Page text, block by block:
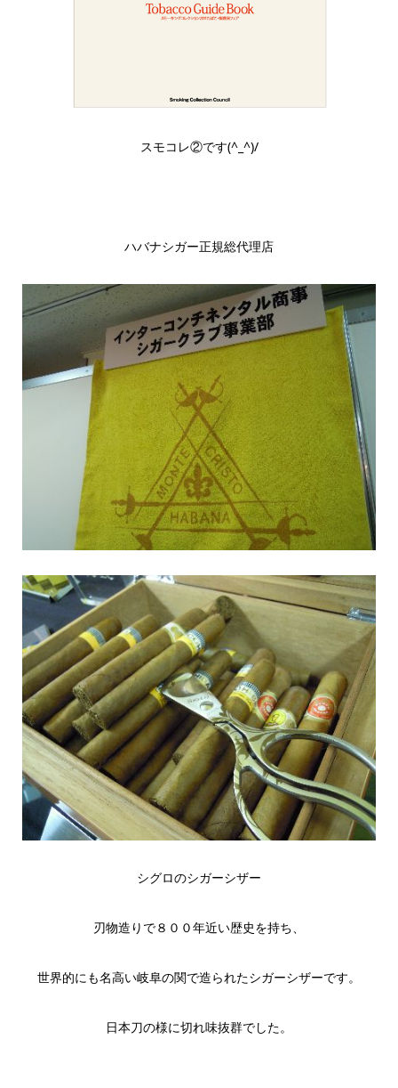
スモコレ②です(^_^)/
ハバナシガー正規総代理店
シグロのシガーシザー
刃物造りで８００年近い歴史を持ち、
世界的にも名高い岐阜の関で造られたシガーシザーです。
日本刀の様に切れ味抜群でした。